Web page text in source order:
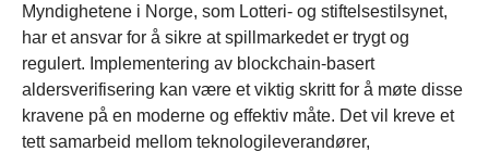
Myndighetene i Norge, som Lotteri- og stiftelsestilsynet,
har et ansvar for å sikre at spillmarkedet er trygt og
regulert. Implementering av blockchain-basert
aldersverifisering kan være et viktig skritt for å møte disse
kravene på en moderne og effektiv måte. Det vil kreve et
tett samarbeid mellom teknologileverandører,